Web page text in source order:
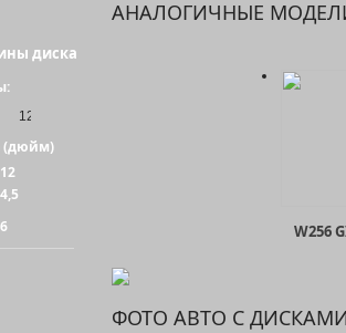
АНАЛОГИЧНЫЕ
W256
ФОТО АВТО С
диска
(дюйм)
12
4,5
6